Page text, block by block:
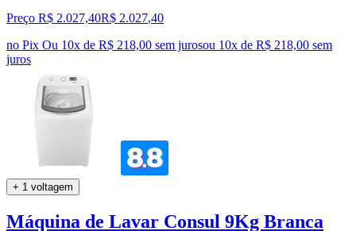
Preço R$ 2.027,40R$ 2.027,40
no Pix Ou 10x de R$ 218,00 sem jurosou 10x de R$ 218,00 sem
juros
+ 1 voltagem
Máquina de Lavar Consul 9Kg Branca